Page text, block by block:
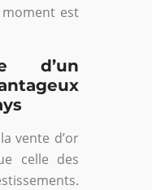
moment est
d’un
vente d’or
celle des